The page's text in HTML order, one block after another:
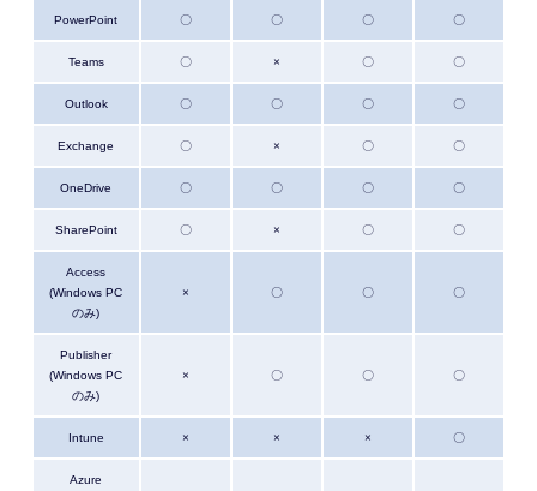
PowerPoint 〇 〇 〇 〇
Teams 〇 × 〇 〇
Outlook 〇 〇 〇 〇
Exchange 〇 × 〇 〇
OneDrive 〇 〇 〇 〇
SharePoint 〇 × 〇 〇
Access
(Windows PC
のみ)
× 〇 〇 〇
Publisher
(Windows PC
のみ)
× 〇 〇 〇
Intune × × × 〇
Azure